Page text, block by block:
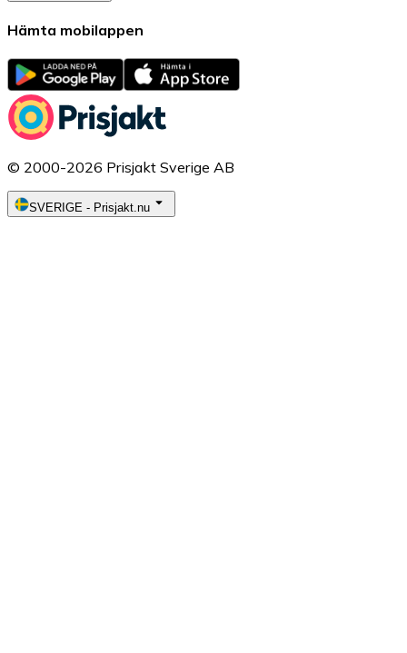
Hämta mobilappen
© 2000-2026 Prisjakt Sverige AB
SVERIGE - Prisjakt.nu